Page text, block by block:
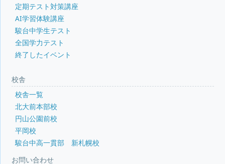
定期テスト対策講座
AI学習体験講座
駿台中学生テスト
全国学力テスト
終了したイベント
校舎
校舎一覧
北大前本部校
円山公園前校
平岡校
駿台中高一貫部 新札幌校
お問い合わせ